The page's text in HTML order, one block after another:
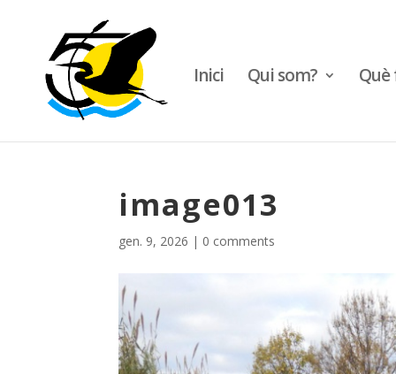
Inici Qui som? Què
image013
gen. 9, 2026 | 0 comments